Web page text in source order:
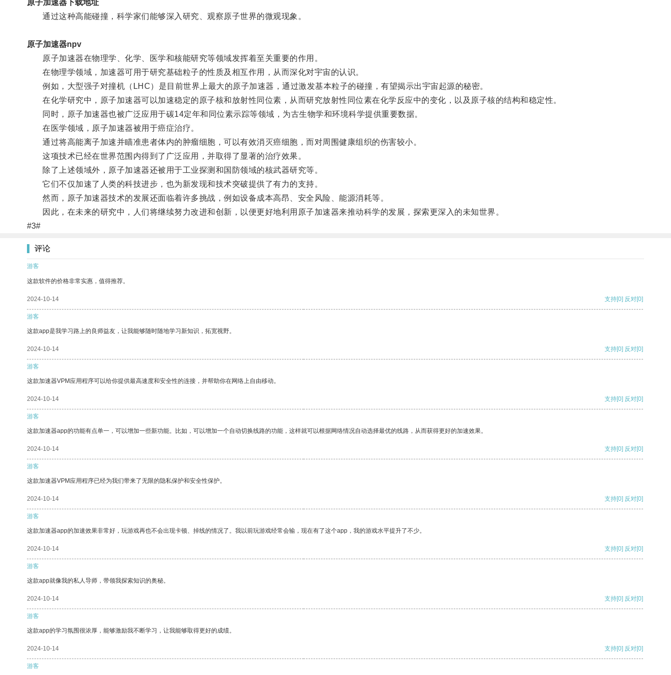
原子加速器下载地址
通过这种高能碰撞，科学家们能够深入研究、观察原子世界的微观现象。
原子加速器npv
原子加速器在物理学、化学、医学和核能研究等领域发挥着至关重要的作用。
在物理学领域，加速器可用于研究基础粒子的性质及相互作用，从而深化对宇宙的认识。
例如，大型强子对撞机（LHC）是目前世界上最大的原子加速器，通过激发基本粒子的碰撞，有望揭示出宇宙起源的秘密。
在化学研究中，原子加速器可以加速稳定的原子核和放射性同位素，从而研究放射性同位素在化学反应中的变化，以及原子核的结构和稳定性。
同时，原子加速器也被广泛应用于碳14定年和同位素示踪等领域，为古生物学和环境科学提供重要数据。
在医学领域，原子加速器被用于癌症治疗。
通过将高能离子加速并瞄准患者体内的肿瘤细胞，可以有效消灭癌细胞，而对周围健康组织的伤害较小。
这项技术已经在世界范围内得到了广泛应用，并取得了显著的治疗效果。
除了上述领域外，原子加速器还被用于工业探测和国防领域的核武器研究等。
它们不仅加速了人类的科技进步，也为新发现和技术突破提供了有力的支持。
然而，原子加速器技术的发展还面临着许多挑战，例如设备成本高昂、安全风险、能源消耗等。
因此，在未来的研究中，人们将继续努力改进和创新，以便更好地利用原子加速器来推动科学的发展，探索更深入的未知世界。
#3#
评论
游客
这款软件的价格非常实惠，值得推荐。
2024-10-14 支持[0] 反对[0]
游客
这款app是我学习路上的良师益友，让我能够随时随地学习新知识，拓宽视野。
2024-10-14 支持[0] 反对[0]
游客
这款加速器VPM应用程序可以给你提供最高速度和安全性的连接，并帮助你在网络上自由移动。
2024-10-14 支持[0] 反对[0]
游客
这款加速器app的功能有点单一，可以增加一些新功能。比如，可以增加一个自动切换线路的功能，这样就可以根据网络情况自动选择最优的线路，从而获得更好的加速效果。
2024-10-14 支持[0] 反对[0]
游客
这款加速器VPM应用程序已经为我们带来了无限的隐私保护和安全性保护。
2024-10-14 支持[0] 反对[0]
游客
这款加速器app的加速效果非常好，玩游戏再也不会出现卡顿、掉线的情况了。我以前玩游戏经常会输，现在有了这个app，我的游戏水平提升了不少。
2024-10-14 支持[0] 反对[0]
游客
这款app就像我的私人导师，带领我探索知识的奥秘。
2024-10-14 支持[0] 反对[0]
游客
这款app的学习氛围很浓厚，能够激励我不断学习，让我能够取得更好的成绩。
2024-10-14 支持[0] 反对[0]
游客